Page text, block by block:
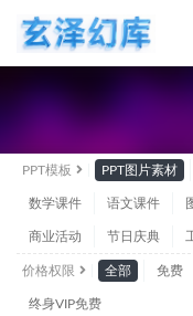
PPT模板 PPT图片素材
数学课件 语文课件
商业活动 节日庆典
价格权限 全部 免费
终身VIP免费